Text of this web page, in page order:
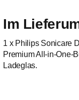
Im
1 x Philips Sonicare
Premium All-in-One-
Ladeglas.
Füllen Sie das
monatlichen
Philips
Der
jede